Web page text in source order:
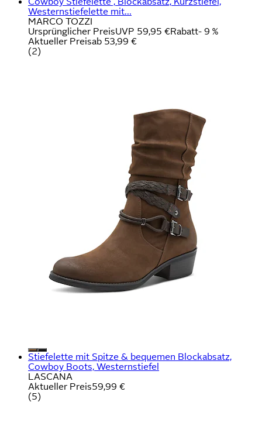
Westernstiefelette mit...
MARCO TOZZI
Ursprünglicher PreisUVP 59,95 €Rabatt- 9 %
Aktueller Preisab 53,99 €
(2)
Stiefelette mit Spitze & bequemen Blockabsatz,
Cowboy Boots, Westernstiefel
LASCANA
Aktueller Preis59,99 €
(5)